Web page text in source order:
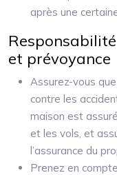
après une
et prévoyance
Assurez-vous
contre les
maison est
et les vols, et
l’assurance du
Prenez en